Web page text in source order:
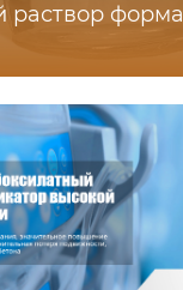
раствор